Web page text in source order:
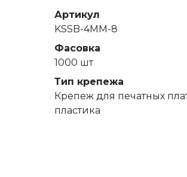
Артикул
KSSB-4MM-8
Фасовка
1000 шт
Тип крепежа
Крепеж для печатных
пластика